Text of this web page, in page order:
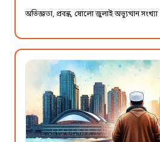
অভিজ্ঞতা, প্রবন্ধ, ষোলো জুলাই অভ্যুত্থান সংখ্যা